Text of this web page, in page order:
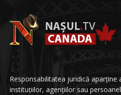
Responsabilitatea juridică aparține
instituțiilor, agențiilor sau